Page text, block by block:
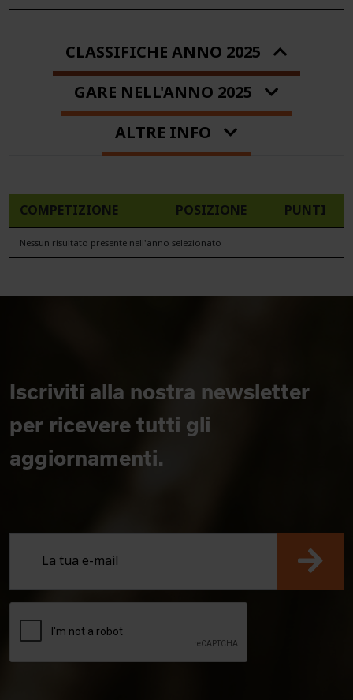
CLASSIFICHE ANNO 2025
GARE NELL'ANNO 2025
ALTRE INFO
COMPETIZIONE POSIZIONE PUNTI
Nessun risultato presente nell'anno selezionato
Iscriviti alla nostra newsletter
per ricevere tutti gli
aggiornamenti.